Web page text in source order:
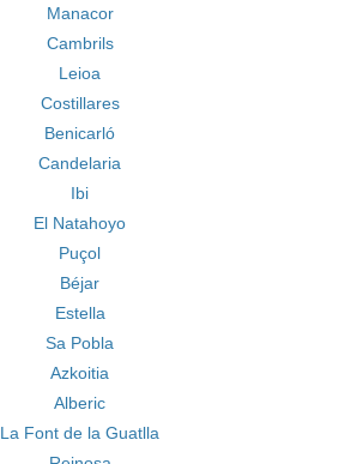
Manacor
Cambrils
Leioa
Costillares
Benicarló
Candelaria
Ibi
El Natahoyo
Puçol
Béjar
Estella
Sa Pobla
Azkoitia
Alberic
La Font de la Guatlla